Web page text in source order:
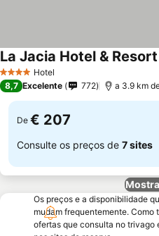
4 EstrelasHotel
La Jacia Hotel & Resort
8,7 Excelente 772 a 3.9 km
De € 207
Consulte os preços de 7 sites
Os preços e a disponibilidade
mudam frequentemente.
ofertas que consulta no trivago